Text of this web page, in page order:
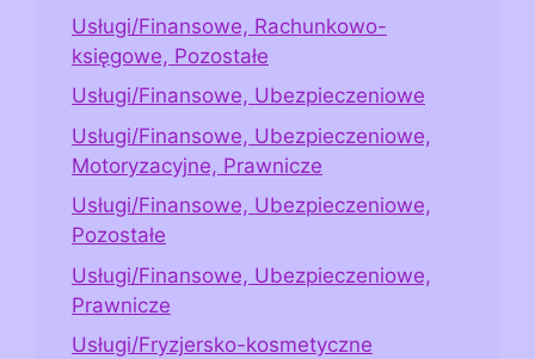
Usługi/Finansowe, Rachunkowo-
księgowe, Pozostałe
Usługi/Finansowe, Ubezpieczeniowe
Usługi/Finansowe, Ubezpieczeniowe,
Motoryzacyjne, Prawnicze
Usługi/Finansowe, Ubezpieczeniowe,
Pozostałe
Usługi/Finansowe, Ubezpieczeniowe,
Prawnicze
Usługi/Fryzjersko-kosmetyczne